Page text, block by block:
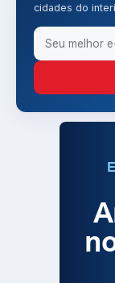
cidades do